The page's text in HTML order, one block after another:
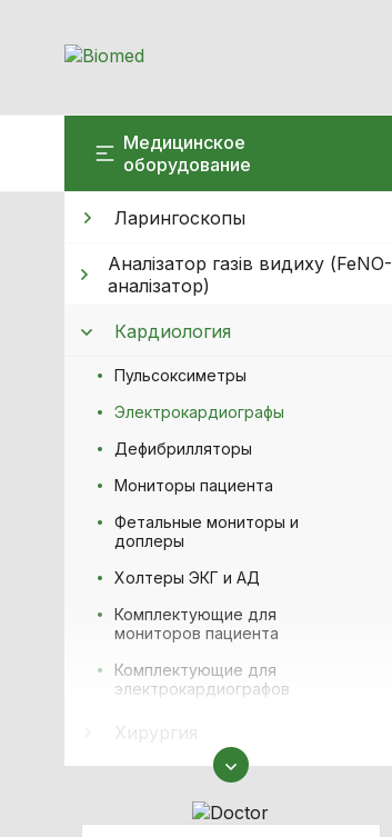
Медицинское
оборудование
Ларингоскопы
Аналізатор газів видиху (FeNO-
аналізатор)
Кардиология
Пульсоксиметры
Электрокардиографы
Дефибрилляторы
Мониторы пациента
Фетальные мониторы и
доплеры
Холтеры ЭКГ и АД
Комплектующие для
мониторов пациента
Комплектующие для
электрокардиографов
Медицинская мебель